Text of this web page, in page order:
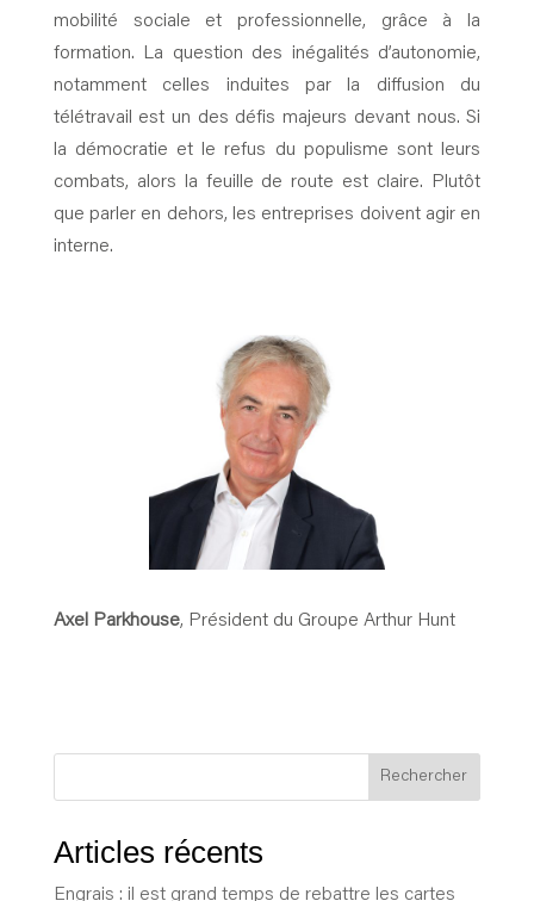
mobilité sociale et professionnelle, grâce à la
formation. La question des inégalités d’autonomie,
notamment celles induites par la diffusion du
télétravail est un des défis majeurs devant nous. Si
la démocratie et le refus du populisme sont leurs
combats, alors la feuille de route est claire. Plutôt
que parler en dehors, les entreprises doivent agir en
interne.
Axel Parkhouse, Président du Groupe Arthur Hunt
Rechercher
Articles récents
Engrais : il est grand temps de rebattre les cartes